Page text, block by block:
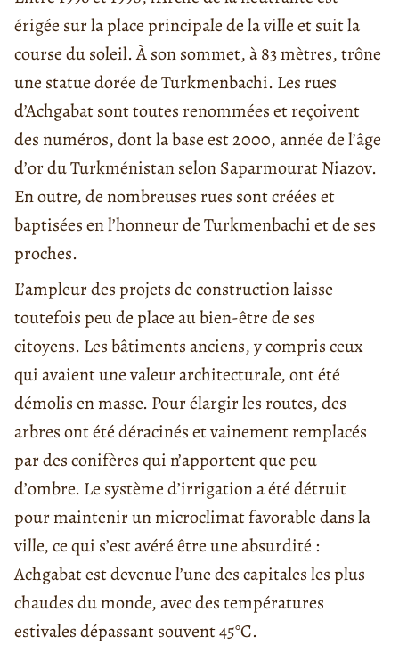
érigée sur la place principale de la ville et suit la
course du soleil. À son sommet, à 83 mètres, trône
une statue dorée de Turkmenbachi. Les rues
d’Achgabat sont toutes renommées et reçoivent
des numéros, dont la base est 2000, année de l’âge
d’or du Turkménistan selon Saparmourat Niazov.
En outre, de nombreuses rues sont créées et
baptisées en l’honneur de Turkmenbachi et de ses
proches.
L’ampleur des projets de construction laisse
toutefois peu de place au bien-être de ses
citoyens. Les bâtiments anciens, y compris ceux
qui avaient une valeur architecturale, ont été
démolis en masse. Pour élargir les routes, des
arbres ont été déracinés et vainement remplacés
par des conifères qui n’apportent que peu
d’ombre. Le système d’irrigation a été détruit
pour maintenir un microclimat favorable dans la
ville, ce qui s’est avéré être une absurdité :
Achgabat est devenue l’une des capitales les plus
chaudes du monde, avec des températures
estivales dépassant souvent 45°C.